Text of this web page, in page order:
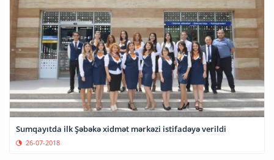
Sumqayıtda ilk Şəbəkə xidmət mərkəzi istifadəyə verildi
26-07-2018